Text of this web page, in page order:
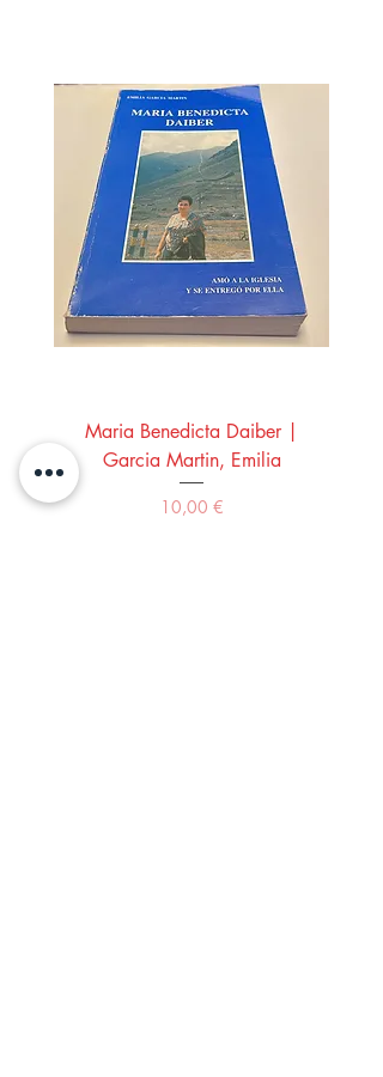
Maria Benedicta Daiber |
Garcia Martin, Emilia
Precio
10,00 €